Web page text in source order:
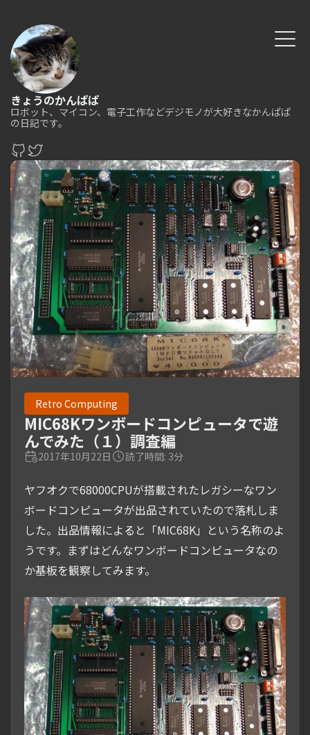
きょうのかんぱぱ
ロボット、マイコン、電子工作などデジモノが大好きなかんぱぱ
の日記です。
Retro Computing
MIC68Kワンボードコンピュータで遊
んでみた（１）調査編
2017年10月22日 読了時間: 3分
ヤフオクで68000CPUが搭載されたレガシーなワン
ボードコンピュータが出品されていたので落札しま
した。出品情報によると「MIC68K」という名称のよ
うです。まずはどんなワンボードコンピュータなの
か基板を観察してみます。